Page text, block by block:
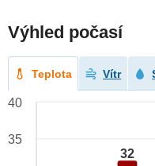
Výhled počasí
Teplota Vítr
32
40
35